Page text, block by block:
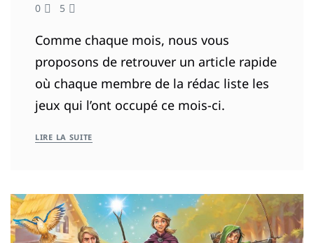
0
5
Comme chaque mois, nous vous
proposons de retrouver un article rapide
où chaque membre de la rédac liste les
jeux qui l’ont occupé ce mois-ci.
LIRE LA SUITE